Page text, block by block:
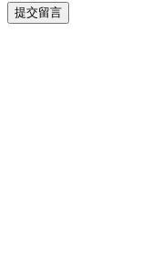
提交留言